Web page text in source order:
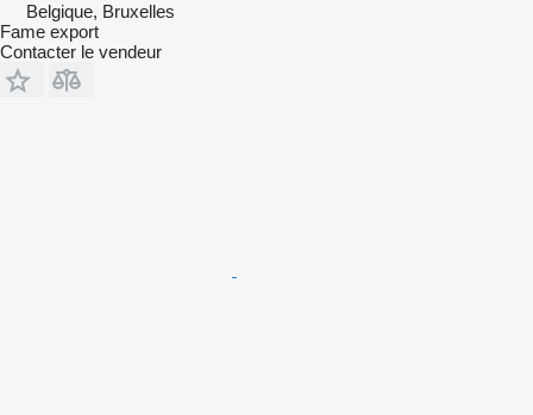
Belgique, Bruxelles
Fame export
Contacter le vendeur